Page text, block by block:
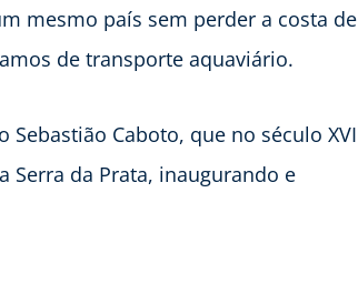
mesmo país sem perder a costa de
de transporte aquaviário.
Caboto, que no século XVI
Serra da Prata, inaugurando e